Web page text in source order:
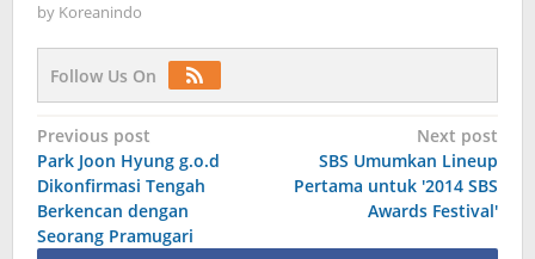
by Koreanindo
Follow Us On
Post
navigation
Previous post
Park Joon Hyung g.o.d
Dikonfirmasi Tengah
Berkencan dengan
Seorang Pramugari
Next post
SBS Umumkan Lineup
Pertama untuk '2014 SBS
Awards Festival'